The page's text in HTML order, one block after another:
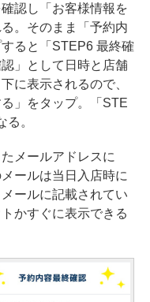
認し「お客様情報を
。そのまま「予約内
ると「STEP6 最終確
」として日時と店舗
に表示されるので、
」をタップ。「STE
。
メールアドレスに
ールは当日入店時に
ールに記載されてい
かすぐに表示できる